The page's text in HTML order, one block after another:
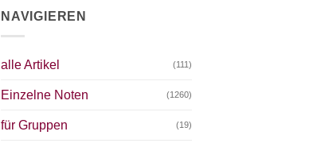
NAVIGIEREN
alle Artikel (111)
Einzelne Noten (1260)
für Gruppen (19)